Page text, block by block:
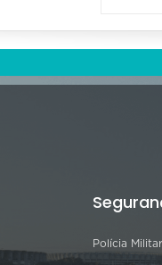
Polícia Militar